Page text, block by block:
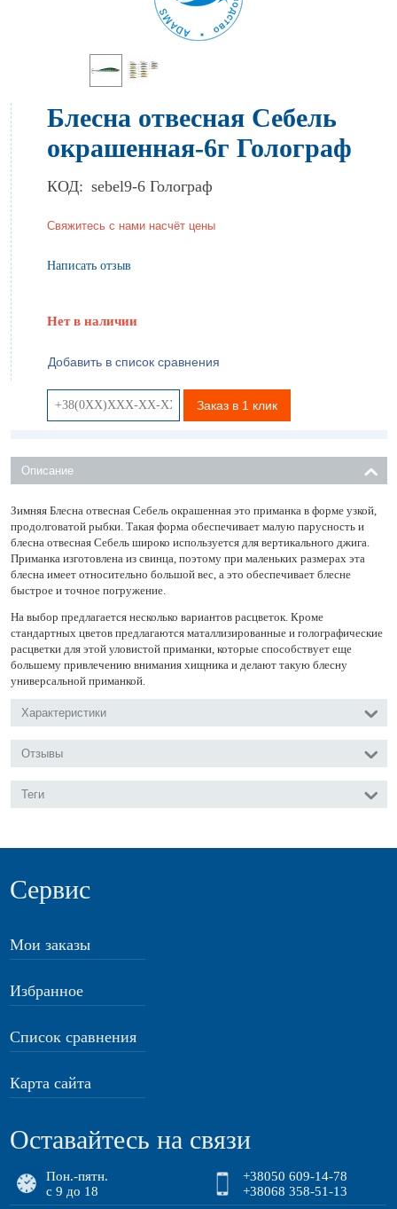
Блесна отвесная Себель
окрашенная-6г Голограф
КОД: sebel9-6 Голограф
Свяжитесь с нами насчёт цены
Написать отзыв
Нет в наличии
Добавить в список сравнения
Заказ в 1 клик
Описание
Зимняя Блесна отвесная Себель окрашенная это приманка в форме узкой,
продолговатой рыбки. Такая форма обеспечивает малую парусность и
блесна отвесная Себель широко используется для вертикального джига.
Приманка изготовлена из свинца, поэтому при маленьких размерах эта
блесна имеет относительно большой вес, а это обеспечивает блесне
быстрое и точное погружение.
На выбор предлагается несколько вариантов расцветок. Кроме
стандартных цветов предлагаются маталлизированные и голографические
расцветки для этой уловистой приманки, которые способствует еще
большему привлечению внимания хищника и делают такую блесну
универсальной приманкой.
Характеристики
Отзывы
Теги
Сервис
Мои заказы
Избранное
Список сравнения
Карта сайта
Оставайтесь на связи
Пон.-пятн.
с 9 до 18
+38050 609-14-78
+38068 358-51-13